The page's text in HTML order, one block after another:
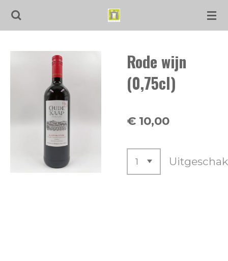
Ga
hoofdinhoud
Rode wijn
(0,75cl)
€ 10,00